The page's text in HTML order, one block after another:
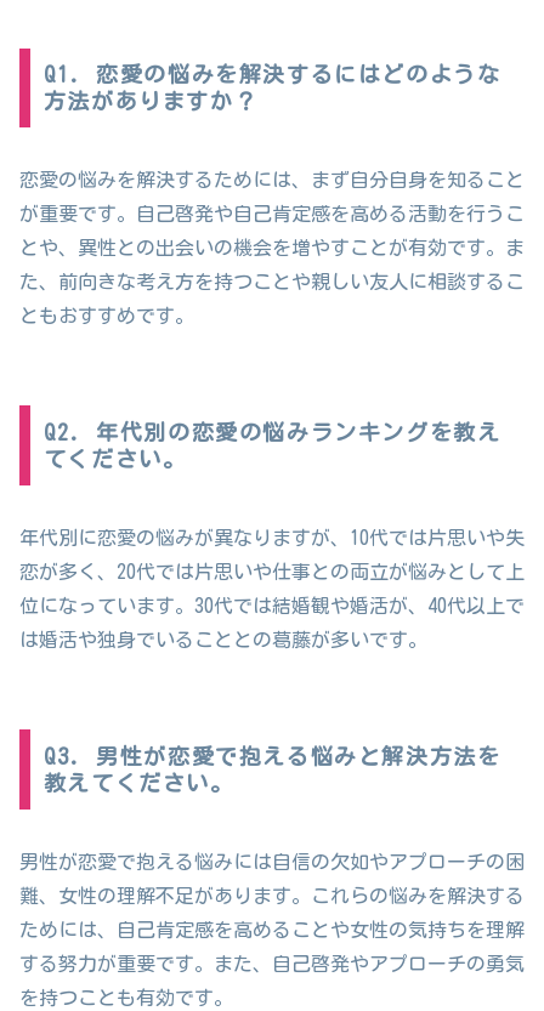
Q1. 恋愛の悩みを解決するにはどのような
方法がありますか？
恋愛の悩みを解決するためには、まず自分自身を知ること
が重要です。自己啓発や自己肯定感を高める活動を行うこ
とや、異性との出会いの機会を増やすことが有効です。ま
た、前向きな考え方を持つことや親しい友人に相談するこ
ともおすすめです。
Q2. 年代別の恋愛の悩みランキングを教え
てください。
年代別に恋愛の悩みが異なりますが、10代では片思いや失
恋が多く、20代では片思いや仕事との両立が悩みとして上
位になっています。30代では結婚観や婚活が、40代以上で
は婚活や独身でいることとの葛藤が多いです。
Q3. 男性が恋愛で抱える悩みと解決方法を
教えてください。
男性が恋愛で抱える悩みには自信の欠如やアプローチの困
難、女性の理解不足があります。これらの悩みを解決する
ためには、自己肯定感を高めることや女性の気持ちを理解
する努力が重要です。また、自己啓発やアプローチの勇気
を持つことも有効です。